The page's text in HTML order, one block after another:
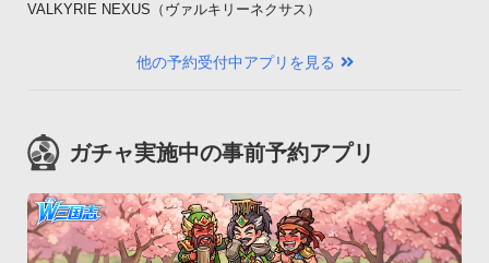
VALKYRIE NEXUS（ヴァルキリーネクサス）
他の予約受付中アプリを見る
ガチャ実施中の事前予約アプリ